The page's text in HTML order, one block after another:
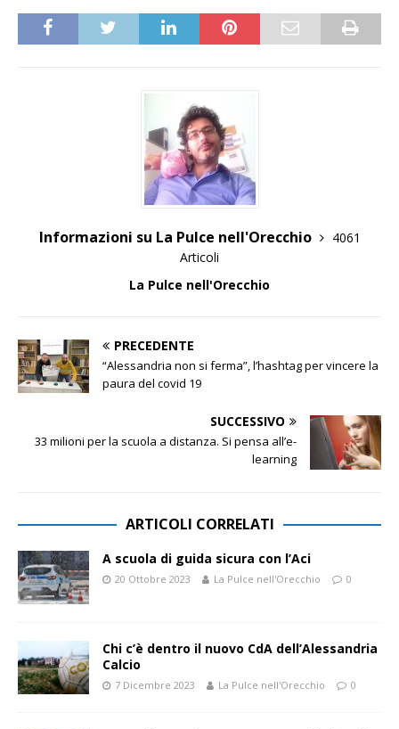
Informazioni su La Pulce nell'Orecchio
4061
Articoli
La Pulce nell'Orecchio
PRECEDENTE
“Alessandria non si ferma”, l’hashtag per vincere la
paura del covid 19
SUCCESSIVO
33 milioni per la scuola a distanza. Si pensa all’e-
learning
ARTICOLI CORRELATI
A scuola di guida sicura con l’Aci
20 Ottobre 2023 La Pulce nell'Orecchio 0
Chi c’è dentro il nuovo CdA dell’Alessandria
Calcio
7 Dicembre 2023 La Pulce nell'Orecchio 0